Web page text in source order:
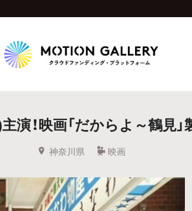
ト 新着プロジェクト 終了間近のプ
Feature
キュレーターから探す 特集から探
演！映画「だからよ～鶴見
神奈川県 映画